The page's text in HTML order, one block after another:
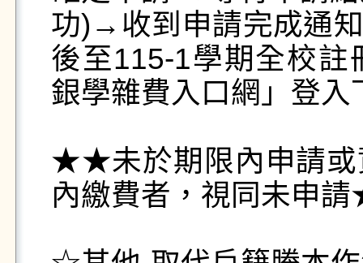
功)→收到申請完成通
後至115-1學期全校
銀學雜費入口網」登
★★未於期限內申請或
內繳費者，視同未申